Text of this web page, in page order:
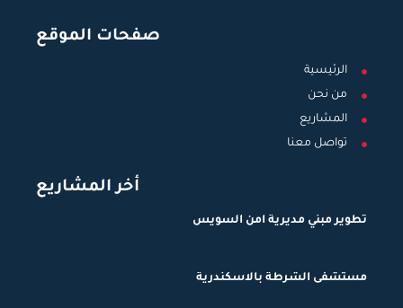
صفحات الموقع
الرئيسية
من نحن
المشاريع
تواصل معنا
أخر المشاريع
تطوير مبني مديرية امن السويس
مستشفى الشرطة بالاسكندرية